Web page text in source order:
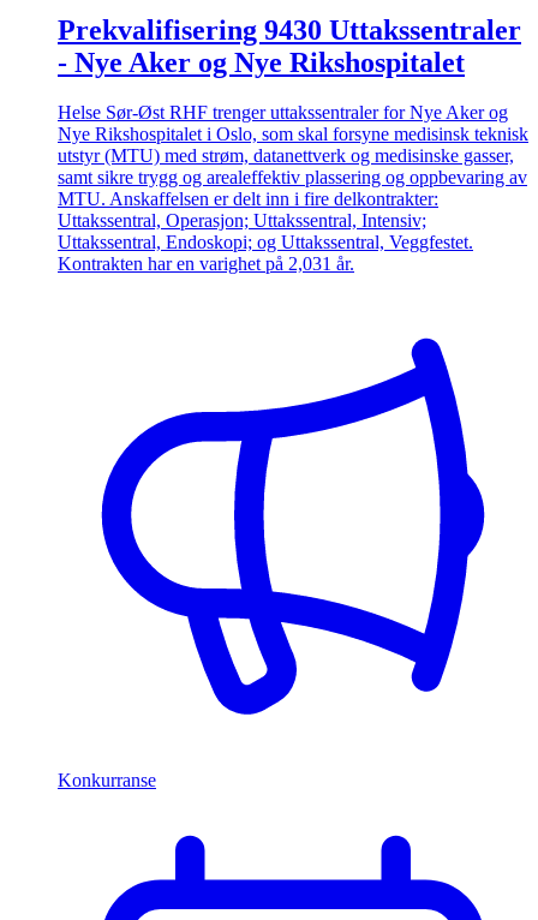
Prekvalifisering 9430 Uttakssentraler
- Nye Aker og Nye Rikshospitalet
Helse Sør-Øst RHF trenger uttakssentraler for Nye Aker og
Nye Rikshospitalet i Oslo, som skal forsyne medisinsk teknisk
utstyr (MTU) med strøm, datanettverk og medisinske gasser,
samt sikre trygg og arealeffektiv plassering og oppbevaring av
MTU. Anskaffelsen er delt inn i fire delkontrakter:
Uttakssentral, Operasjon; Uttakssentral, Intensiv;
Uttakssentral, Endoskopi; og Uttakssentral, Veggfestet.
Kontrakten har en varighet på 2,031 år.
Konkurranse